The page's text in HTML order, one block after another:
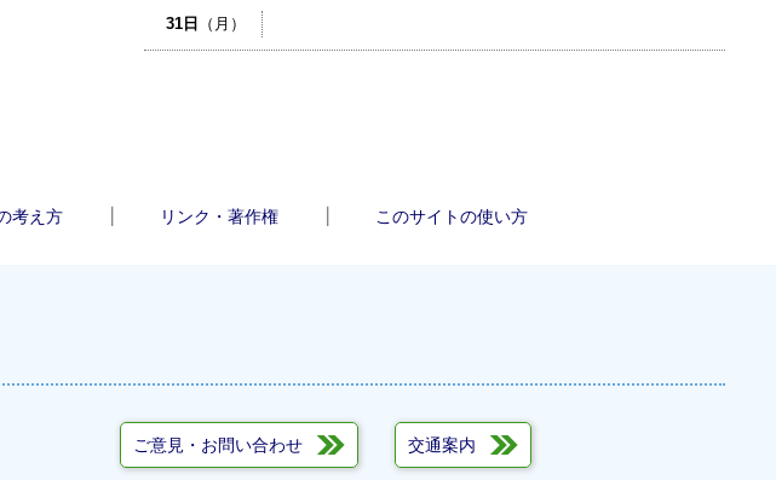
31日 （月）
考え方 リンク・著作権 このサイトの使い方
ご意見・お問い合わせ 交通案内